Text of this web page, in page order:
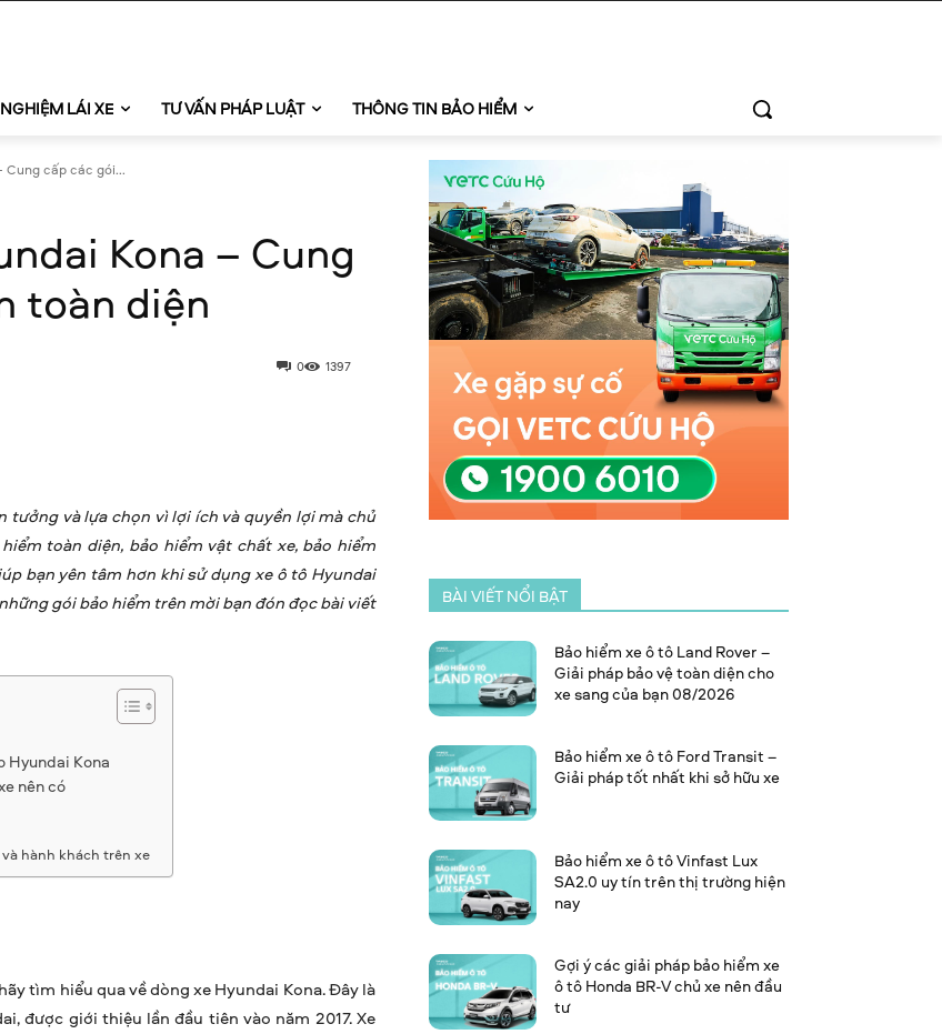
LÁI XE TƯ VẤN PHÁP LUẬT THÔNG TIN BẢO HIỂM
Cung cấp các gói...
Kona – Cung
toàn diện
0 1397
và lựa chọn vì lợi ích và quyền lợi mà chủ
toàn diện, bảo hiểm vật chất xe, bảo hiểm
bạn yên tâm hơn khi sử dụng xe ô tô Hyundai
gói bảo hiểm trên mời bạn đón đọc bài viết
Hyundai Kona
nên có
hành khách trên xe
tìm hiểu qua về dòng xe Hyundai Kona. Đây là
được giới thiệu lần đầu tiên vào năm 2017. Xe
BÀI VIẾT NỔI BẬT
Bảo hiểm xe ô tô Land Rover –
Giải pháp bảo vệ toàn diện cho
xe sang của bạn 08/2026
Bảo hiểm xe ô tô Ford Transit –
Giải pháp tốt nhất khi sở hữu xe
Bảo hiểm xe ô tô Vinfast Lux
SA2.0 uy tín trên thị trường hiện
nay
Gợi ý các giải pháp bảo hiểm xe
ô tô Honda BR-V chủ xe nên đầu
tư